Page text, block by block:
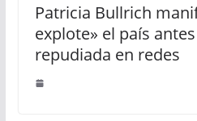
Patricia Bullrich
explote» el país
repudiada en redes